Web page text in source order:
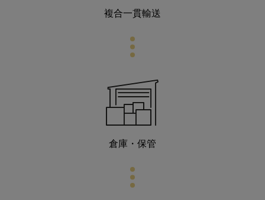
複合一貫輸送
倉庫・保管